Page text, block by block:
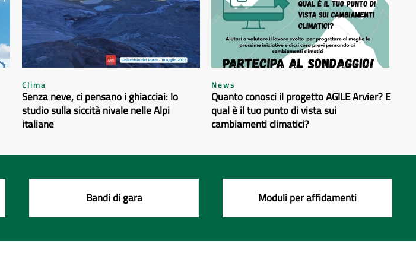
Clima
Senza neve, ci pensano i ghiacciai: lo
studio sulla siccità nivale nelle Alpi
italiane
News
Quanto conosci il progetto AGILE Arvier? E
qual è il tuo punto di vista sui
cambiamenti climatici?
Bandi di gara Moduli per affidamenti